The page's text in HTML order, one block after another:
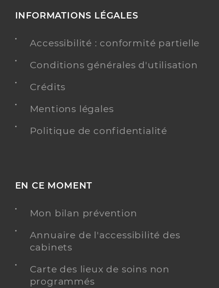
INFORMATIONS LÉGALES
Accessibilité : conformité partielle
Conditions générales d'utilisation
Crédits
Mentions légales
Politique de confidentialité
EN CE MOMENT
Mon bilan prévention
Annuaire de l'accessibilité des
cabinets
Carte des lieux de soins non
programmés